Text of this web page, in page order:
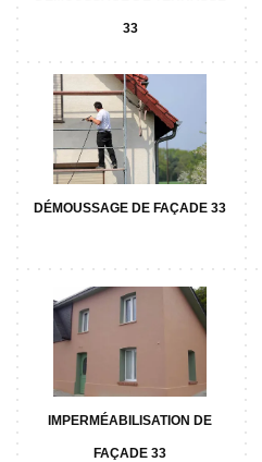
33
DÉMOUSSAGE DE FAÇADE 33
IMPERMÉABILISATION DE
FAÇADE 33